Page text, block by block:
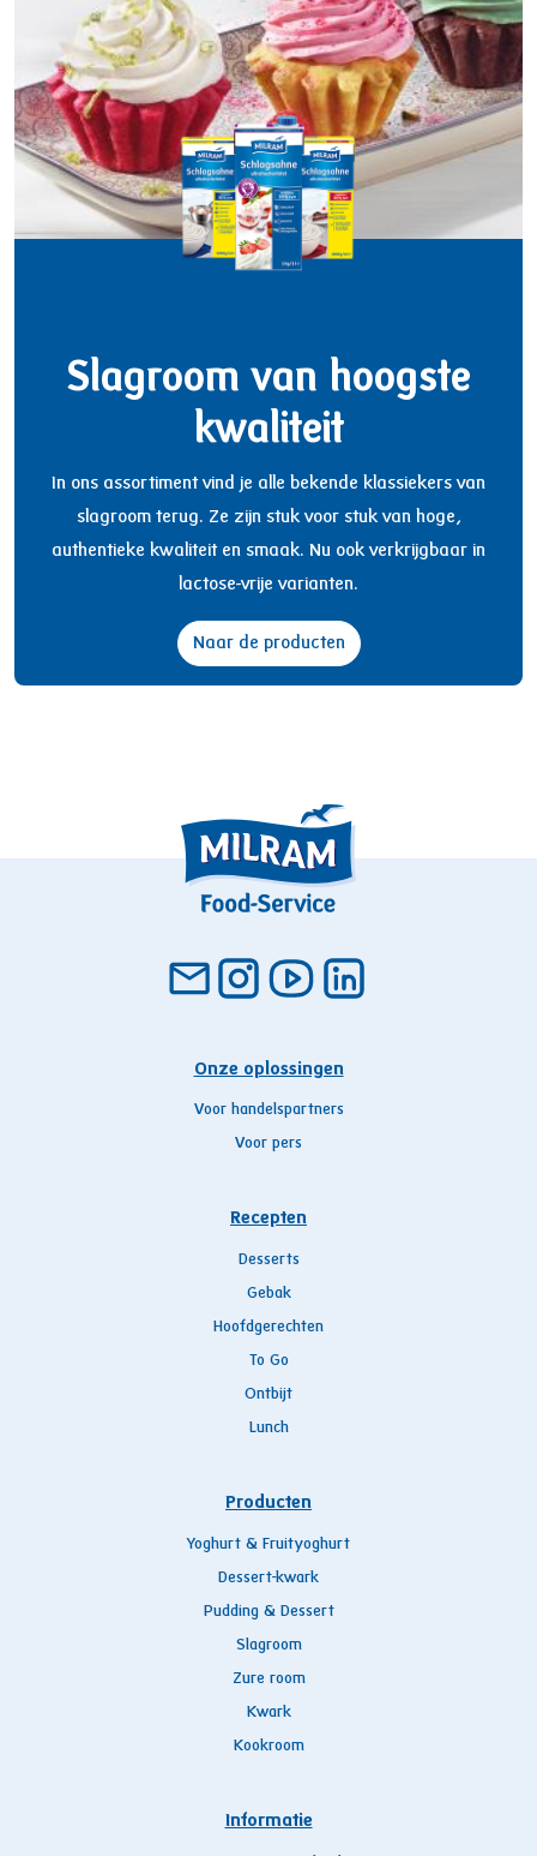
Slagroom van hoogste
kwaliteit
In ons assortiment vind je alle bekende klassiekers van
slagroom terug. Ze zijn stuk voor stuk van hoge,
authentieke kwaliteit en smaak. Nu ook verkrijgbaar in
lactose-vrije varianten.
Naar de producten
Onze oplossingen
Voor handelspartners
Voor pers
Recepten
Desserts
Gebak
Hoofdgerechten
To Go
Ontbijt
Lunch
Producten
Yoghurt & Fruityoghurt
Dessert-kwark
Pudding & Dessert
Slagroom
Zure room
Kwark
Kookroom
Informatie